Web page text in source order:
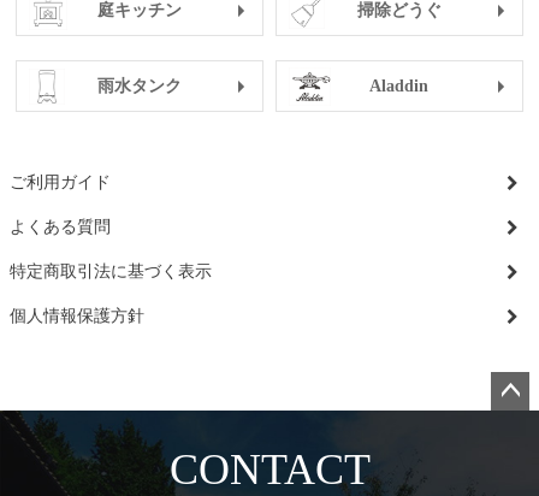
庭キッチン 掃除どうぐ
雨水タンク Aladdin
ご利用ガイド
よくある質問
特定商取引法に基づく表示
個人情報保護方針
CONTACT